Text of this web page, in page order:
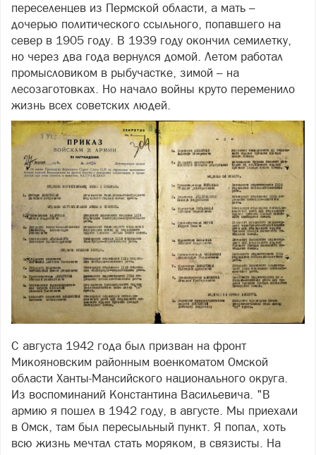
переселенцев из Пермской области, а мать –
дочерью политического ссыльного, попавшего на
север в 1905 году. В 1939 году окончил семилетку,
но через два года вернулся домой. Летом работал
промысловиком в рыбучастке, зимой – на
лесозаготовках. Но начало войны круто переменило
жизнь всех советских людей.
С августа 1942 года был призван на фронт
Микояновским районным военкоматом Омской
области Ханты-Мансийского национального округа.
Из воспоминаний Константина Васильевича. "В
армию я пошел в 1942 году, в августе. Мы приехали
в Омск, там был пересыльный пункт. Я попал, хоть
всю жизнь мечтал стать моряком, в связисты. На